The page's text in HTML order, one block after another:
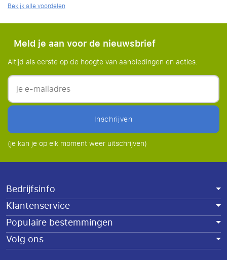
Bekijk alle voordelen
Meld je aan voor de nieuwsbrief
Altijd als eerste op de hoogte van aanbiedingen en acties.
inschrijven
(je kan je op elk moment weer uitschrijven)
Bedrijfsinfo
Klantenservice
Populaire bestemmingen
Volg ons